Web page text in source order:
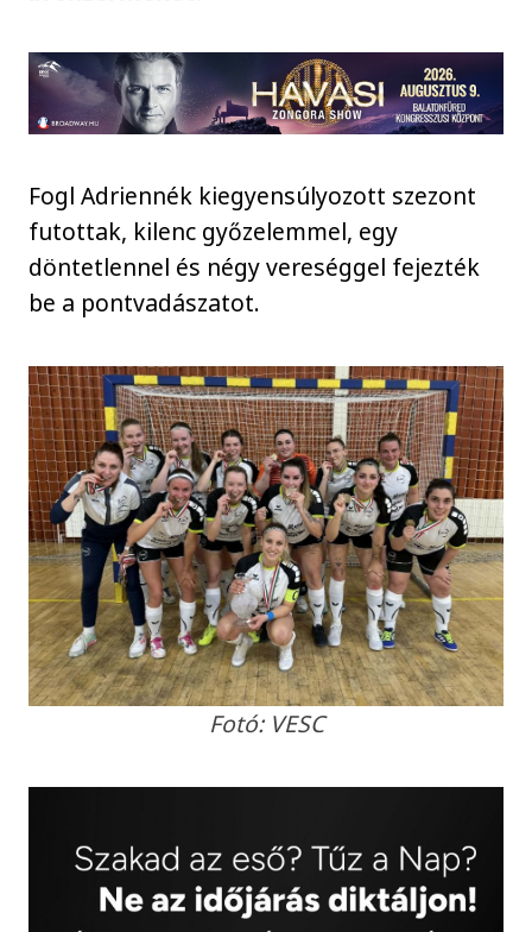
Fogl Adriennék kiegyensúlyozott szezont
futottak, kilenc győzelemmel, egy
döntetlennel és négy vereséggel fejezték
be a pontvadászatot.
Fotó: VESC